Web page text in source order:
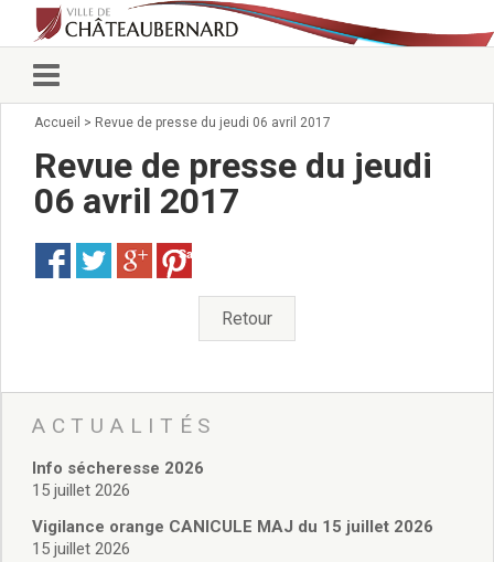
Vie municipale
Conseillers municipaux
Commissions 2026
Arrêtés du Maire
Services municipaux
Pour venir nous voir
administratives
Services Techniques
Affaires Scolaires
Vie associative
Police Municipale/règlementation
Cimetière/réglementation funéraire
Accueil > Revue de presse du jeudi 06 avril 2017
Revue de presse du jeudi
06 avril 2017
Save
Retour
ACTUALITÉS
Info sécheresse 2026
15 juillet 2026
Vigilance orange CANICULE MAJ du 15 juillet 2026
15 juillet 2026